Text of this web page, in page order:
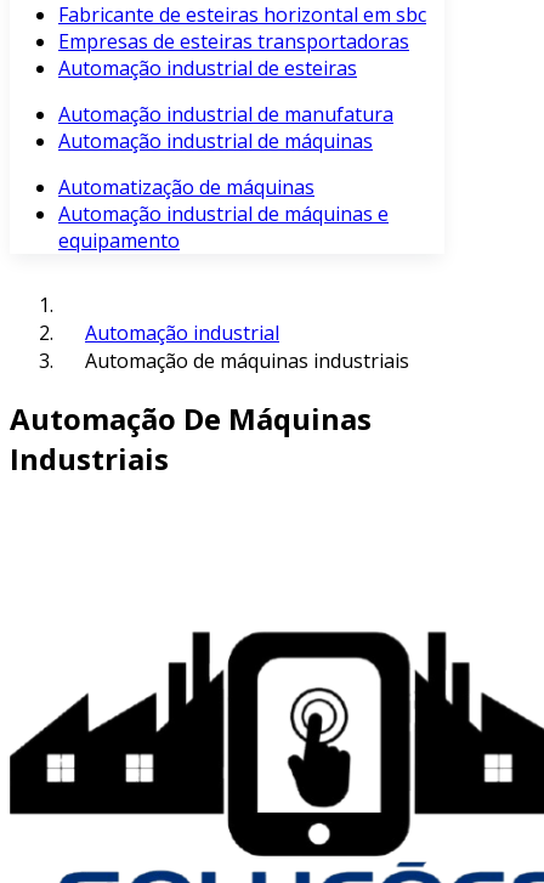
Fabricante de esteiras horizontal em sbc
Empresas de esteiras transportadoras
Automação industrial de esteiras
Automação industrial de manufatura
Automação industrial de máquinas
Automatização de máquinas
Automação industrial de máquinas e
equipamento
Automação industrial
Automação de máquinas industriais
Automação De Máquinas
Industriais